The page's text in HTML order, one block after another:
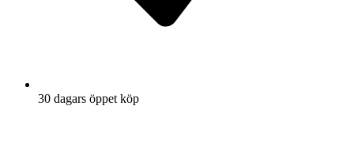
30 dagars öppet köp